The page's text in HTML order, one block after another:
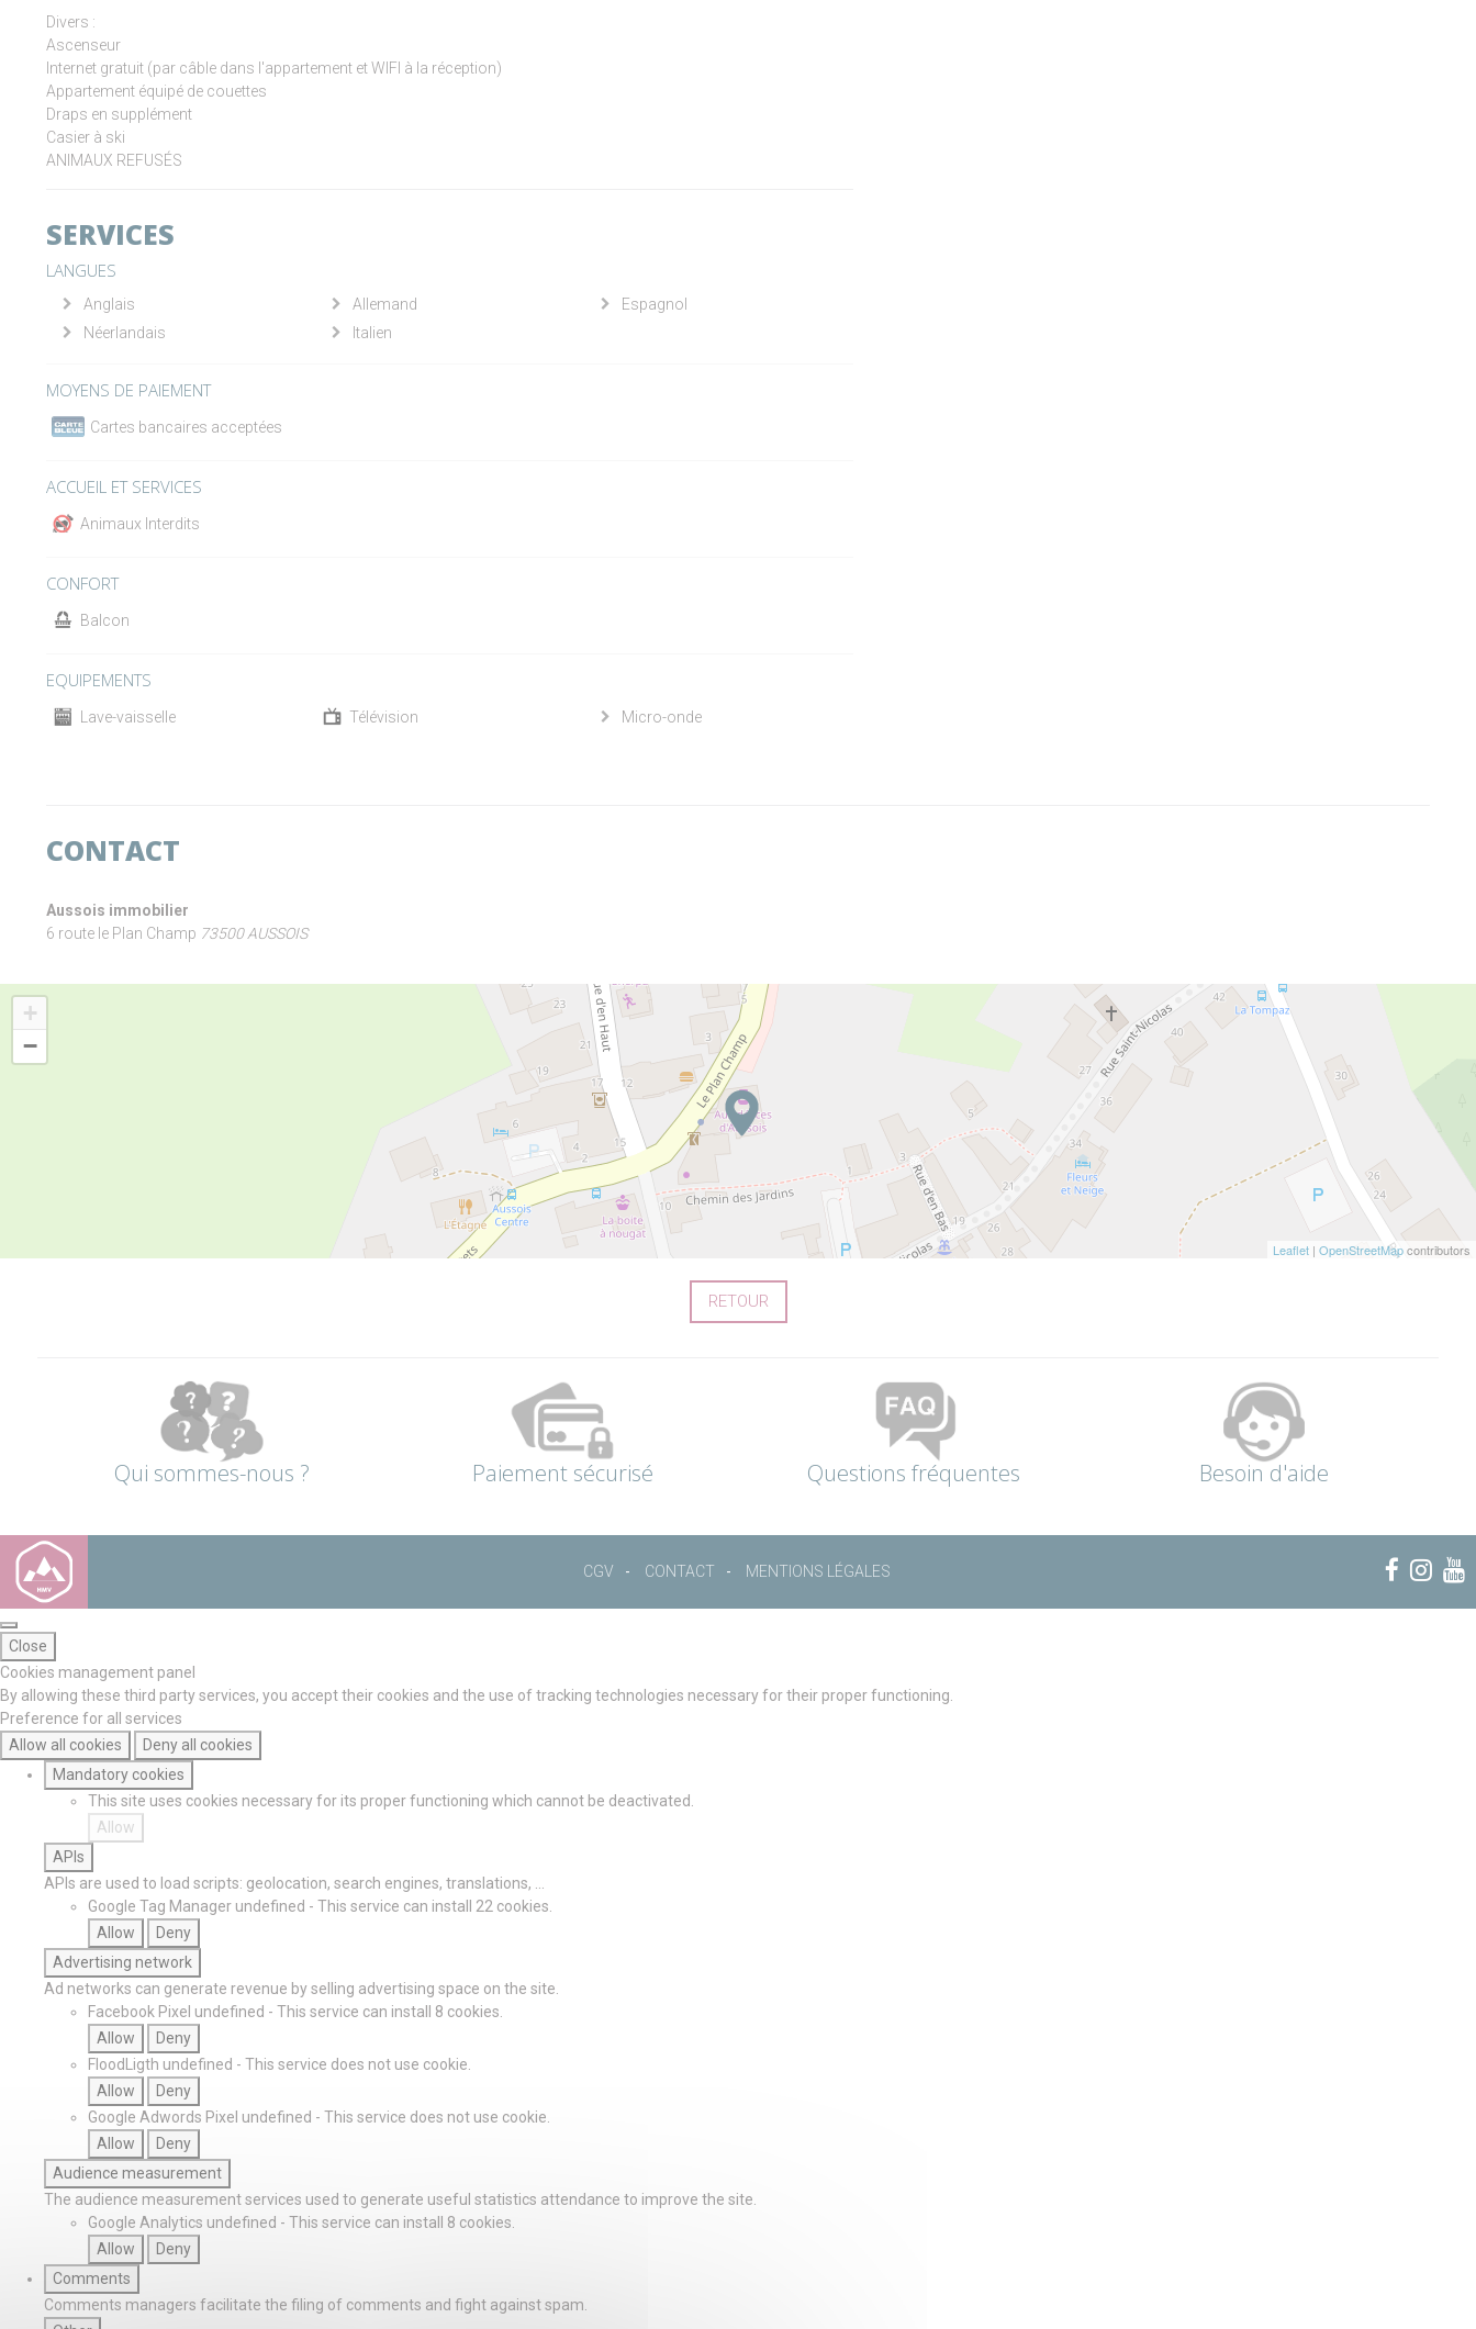
Divers :
Ascenseur
Internet gratuit (par câble dans l'appartement et WIFI à la réception)
Appartement équipé de couettes
Draps en supplément
Casier à ski
ANIMAUX REFUSÉS
SERVICES
LANGUES
Anglais Allemand
Espagnol
Néerlandais
Italien
MOYENS DE PAIEMENT
Cartes bancaires acceptées
ACCUEIL ET SERVICES
Animaux Interdits
CONFORT
Balcon
EQUIPEMENTS
Lave-vaisselle Télévision Micro-onde
CONTACT
Aussois immobilier
6 route le Plan Champ 73500 AUSSOIS
+
−
Leaflet | OpenStreetMapcontributors
RETOUR
Qui sommes-nous ? Paiement sécurisé Questions fréquentes Besoin d'aide
CGV CONTACT MENTIONS LÉGALES
Close
Cookies management panel
By allowing these third party services, you accept their cookies and the use of tracking technologies necessary for their proper functioning.
Preference for all services
Allow all cookies
Deny all cookies
Mandatory cookies
This site uses cookies necessary for its proper functioning which cannot be deactivated.
Allow
APIs
APIs are used to load scripts: geolocation, search engines, translations, ...
Google Tag Manager undefined - This service can install 22 cookies.
Allow
Deny
Advertising network
Ad networks can generate revenue by selling advertising space on the site.
Facebook Pixel undefined - This service can install 8 cookies.
Allow
Deny
FloodLigth undefined - This service does not use cookie.
Allow
Deny
Google Adwords Pixel undefined - This service does not use cookie.
Allow
Deny
Audience measurement
The audience measurement services used to generate useful statistics attendance to improve the site.
Google Analytics undefined - This service can install 8 cookies.
Allow
Deny
Comments
Comments managers facilitate the filing of comments and fight against spam.